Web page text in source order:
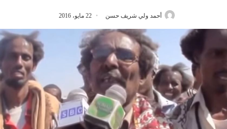
أحمد ولي شريف حسن 22 مايو، 2016